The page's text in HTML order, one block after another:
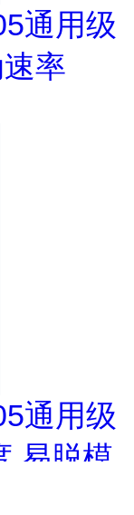
通用级
率
通用级
易脱模